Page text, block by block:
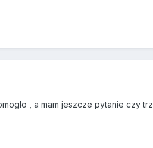
, a mam jeszcze pytanie czy